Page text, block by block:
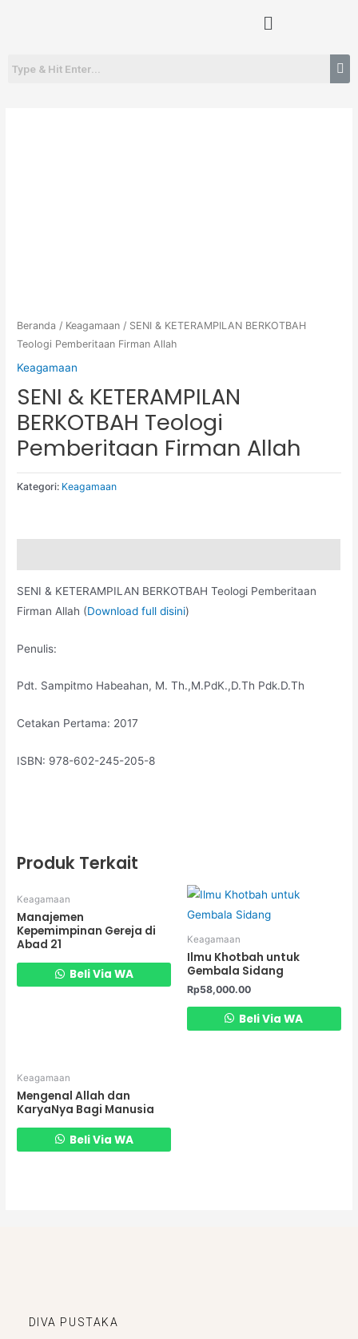
Menu
Beranda / Keagamaan / SENI & KETERAMPILAN BERKOTBAH
Teologi Pemberitaan Firman Allah
Keagamaan
SENI & KETERAMPILAN
BERKOTBAH Teologi
Pemberitaan Firman Allah
Kategori: Keagamaan
SENI & KETERAMPILAN BERKOTBAH Teologi Pemberitaan
Firman Allah (Download full disini)
Penulis:
Pdt. Sampitmo Habeahan, M. Th.,M.PdK.,D.Th Pdk.D.Th
Cetakan Pertama: 2017
ISBN: 978-602-245-205-8
Produk Terkait
Keagamaan
Manajemen
Kepemimpinan Gereja di
Abad 21
Beli Via WA
Keagamaan
Ilmu Khotbah untuk
Gembala Sidang
Rp58,000.00
Beli Via WA
Keagamaan
Mengenal Allah dan
KaryaNya Bagi Manusia
Beli Via WA
DIVA PUSTAKA